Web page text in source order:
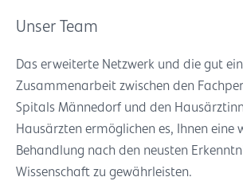
Unser Team
Das erweiterte Netzwerk und die gut
Zusammenarbeit zwischen den
Spitals Männedorf und den
Hausärzten ermöglichen es, Ihnen eine
Behandlung nach den neusten
Wissenschaft zu gewährleisten.